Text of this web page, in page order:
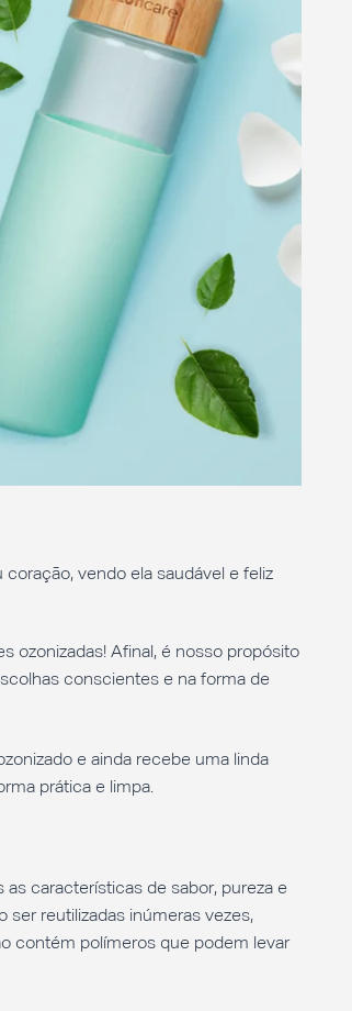
vendo ela saudável e feliz
ozonizadas! Afinal, é nosso propósito
conscientes e na forma de
e ainda recebe uma linda
prática e limpa.
características de sabor, pureza e
ser reutilizadas inúmeras vezes,
contém polímeros que podem levar